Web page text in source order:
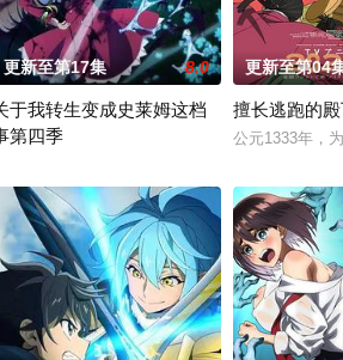
更新至第17集 8.0
于我转生变成史莱姆这档
第四季
更新至第04
擅长逃跑的
公元1333年，